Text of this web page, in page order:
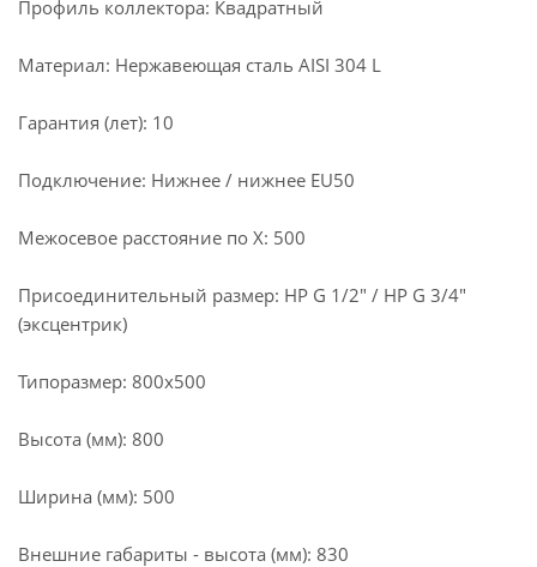
Профиль коллектора: Квадратный
Материал: Нержавеющая сталь AISI 304 L
Гарантия (лет): 10
Подключение: Нижнее / нижнее EU50
Межосевое расстояние по X: 500
Присоединительный размер: НР G 1/2" / НР G 3/4"
(эксцентрик)
Типоразмер: 800x500
Высота (мм): 800
Ширина (мм): 500
Внешние габариты - высота (мм): 830